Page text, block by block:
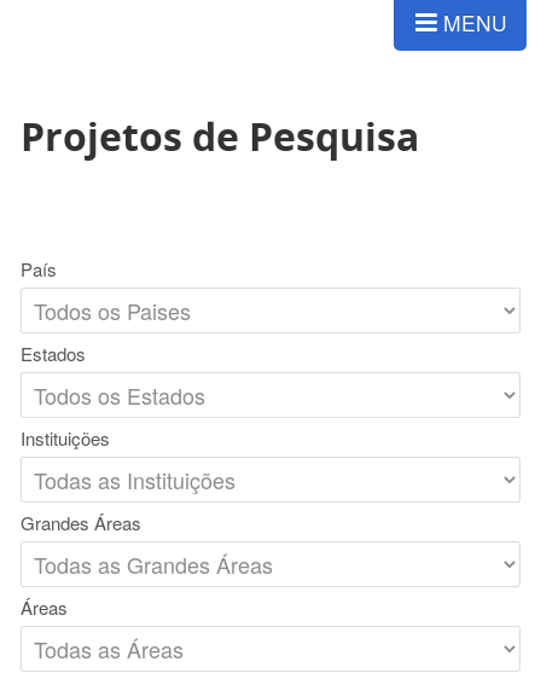
MENU
Projetos de Pesquisa
País
Estados
Instituições
Grandes Áreas
Áreas